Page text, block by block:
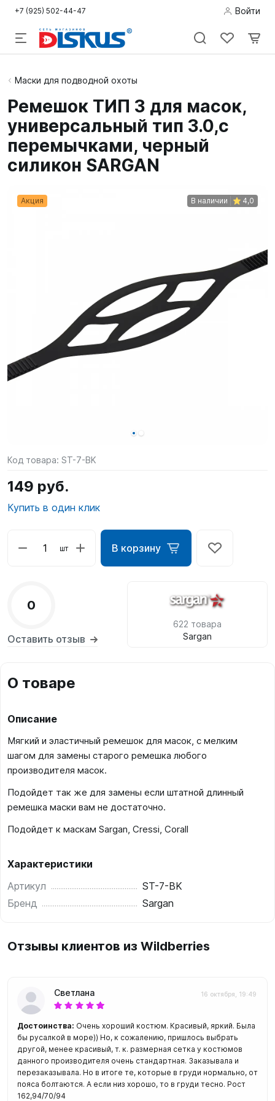
+7 (925) 502-44-47 Войти
Подводная
Дайвинг
Снорклинг /
Пляж
Фридайвинг
Подарочные
Карты
Бренды
Маски для подводной охоты
Ремешок ТИП 3 для масок,
универсальный тип 3.0,с
перемычками, черный
силикон SARGAN
Акция В наличии 4,0
Код товара: ST-7-BK
149 руб.
Купить в один клик
шт В корзину
0
Оставить отзыв
622 товара
Sargan
О товаре
Описание
Мягкий и эластичный ремешок для масок, с мелким
шагом для замены старого ремешка любого
производителя масок.
Подойдет так же для замены если штатной длинный
ремешка маски вам не достаточно.
Подойдет к маскам Sargan, Cressi, Corall
Характеристики
Артикул
ST-7-BK
Бренд
Sargan
Отзывы клиентов из Wildberries
Светлана 16 октября, 19:49
Достоинства: Очень хороший костюм. Красивый, яркий. Была
бы русалкой в море)) Но, к сожалению, пришлось выбрать
другой, менее красивый, т. к. размерная сетка у костюмов
данного производителя очень стандартная. Заказывала и
перезаказывала. Но в итоге те, которые в груди нормально, от
пояса болтаются. А если низ хорошо, то в груди тесно. Рост
162,94/70/94